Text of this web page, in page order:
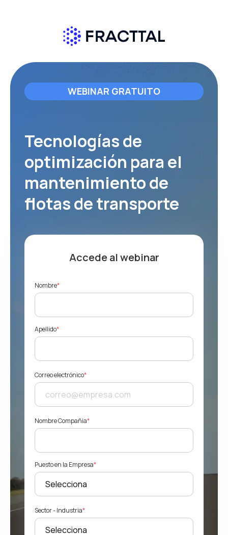
WEBINAR GRATUITO
Tecnologías de
optimización para el
mantenimiento de
flotas de transporte
Accede al webinar
Nombre*
Apellido*
Correo electrónico*
Nombre Compañia*
Puesto en la Empresa*
Sector - Industria*